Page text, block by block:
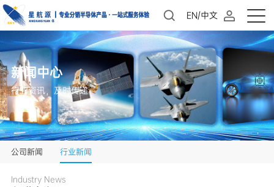
EN/中文
新闻中心
行业资讯，及时传递
公司新闻 行业新闻
Industry News